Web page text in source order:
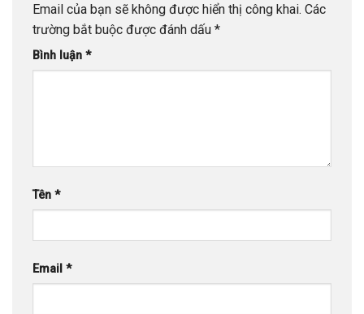
Email của bạn sẽ không được hiển thị công khai. Các
trường bắt buộc được đánh dấu *
Bình luận *
Tên *
Email *